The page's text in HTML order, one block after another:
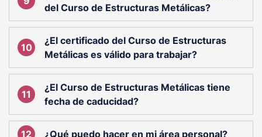
del Curso de Estructuras Metálicas?
¿El certificado del Curso de Estructuras
Metálicas es válido para trabajar?
¿El Curso de Estructuras Metálicas tiene
fecha de caducidad?
¿Qué puedo hacer en mi área personal?